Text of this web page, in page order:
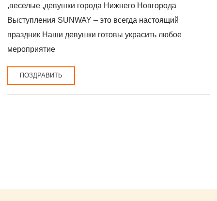
,веселые ,девушки города Нижнего Новгорода
Выступления SUNWAY – это всегда настоящий
праздник Наши девушки готовы украсить любое
мероприятие
ПОЗДРАВИТЬ